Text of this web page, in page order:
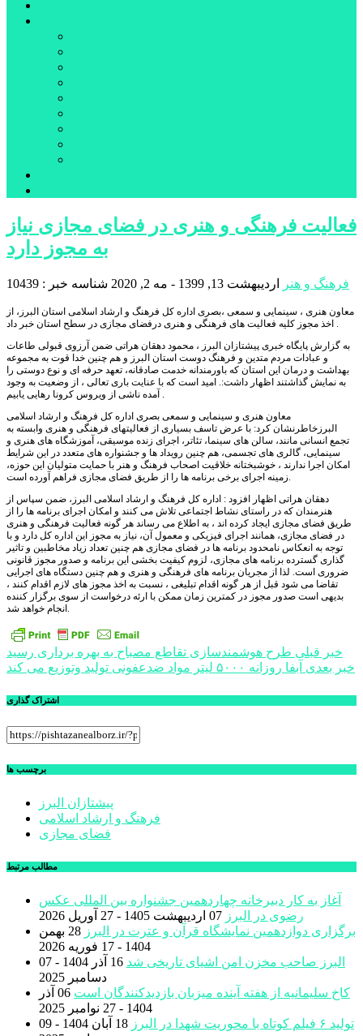
فعالیت فرهنگی و هنری در فضای مجازی نیاز
به مجوز دارد
فرهنگ و هنر اردیبهشت 13, 1399 - مه 2, 2020 شناسه خبر : 10439
معاون هنری ، سینمایی و سمعی ،بصری اداره کل فرهنگ و ارشاد اسلامی استان البرز، از
اخذ مجوز کلیه فعالیت های فرهنگی و هنری درفضای مجازی در سطح استان خبر داد .
به گزارش پایگاه خبری پیشتازان البرز ، محمود دهقان هراتی ضمن آرزوی قبولی طاعات
و عبادات مردم متدین و فرهنگ دوست استان البرز و هم چنین خدا قوت به مجموعه
بهداشت و درمان این استان که باورمندانه خدمت صادقانه، تعهد حرفه ای و نوع دوستی را
به نمایش گذاشتند اظهار داشت:. امید است که با عنایت باری تعالی ، از وضعیت به وجود
آمده ناشی از ویروس کرونا رهایی یابیم .
معاون هنری و سینمایی و سمعی بصری اداره کل فرهنگ و ارشاد اسلامی
البرزخاطرنشان کرد: با عرض تاسف بسیاری از فعالیتهای فرهنگی و هنری وابسته به
تجمع انسانی مانند، سالن های سینما، تئاتر، اجرای زنده موسیقی، آموزشگاه های هنری و
سینمایی، گالری های تجسمی، هم چنین رویداد ها و جشنواره های متعدد در این شرایط
امکان اجرا ندارند ، خوشبختانه خلاقیت اصحاب فرهنگ و هنر با حمایت متولیان این حوزه،
زمینه اجرای برخی برنامه ها را از طریق فضای مجازی فراهم آورده است.
دهقان هراتی اظهار افزود : اداره کل فرهنگ و ارشاد اسلامی البرز، ضمن سپاس از
هنرمندان که در راستای نشاط اجتماعی تلاش می کنند و امکان اجرای برنامه ها را از
طریق فضای مجازی ایجاد کرده اند ، به اطلاع می رساند هر گونه فعالیت فرهنگی و هنری
در فضای مجازی، همانند اجرای فیزیکی و معمول آن، نیاز به مجوز این اداره کل دارد و با
توجه به انعکاس نامحدود برنامه ها در فضای مجازی هم چنین تعداد زیاد مخاطبین و تاثیر
گذاری گسترده برنامه های مجازی، لزوم کیفیت بخشی این برنامه و صدور مجوز قانونی
ضروری است. لذا از مجریان برنامه های فرهنگی و هنری و هم چنین دستگاه های اجرایی
تقاضا می شود قبل از هر گونه اقدام تبلیغی ، نسبت به اخذ مجوز های لازم اقدام کنند ،
بدیهی است صدور مجوز در کمترین زمان ممکن با ارئه درخواست از سوی برگزار کننده
انجام خواهد شد.
راهبری
نوشته
خبر قبلی طرح هوشمندسازی تقاطع مصباح به بهره برداری رسید
خبر بعدی آبفا روزانه ۵۰۰۰ لیتر مواد ضدعفونی تولید وتوزیع می کند
اشتراک گذاری
برچسب ها
پیشتازان البرز
فرهنگ و ارشاد اسلامی
فضای مجازی
مطالب مرتبط
آغاز به کار دبیرخانه چهاردهمین جشنواره بین المللی عکس
رضوی در البرز 07 اردیبهشت 1405 - 27 آوریل 2026
برگزاری دوازدهمین نمایشگاه قرآن و عترت در البرز
28 بهمن
1404 - 17 فوریه 2026
البرز صاحب مخزن امن اشیای تاریخی شد
16 آذر 1404 - 07
دسامبر 2025
کاخ سلیمانیه از هفته آینده میزبان بازدیدکنندگان است
06 آذر
1404 - 27 نوامبر 2025
تولید ۶ فیلم کوتاه با محوریت شهدا در البرز
18 آبان 1404 - 09